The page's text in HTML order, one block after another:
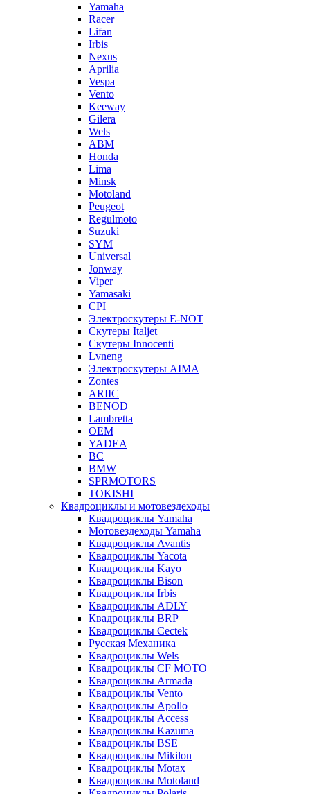
Yamaha
Racer
Lifan
Irbis
Nexus
Aprilia
Vespa
Vento
Keeway
Gilera
Wels
ABM
Honda
Lima
Minsk
Motoland
Peugeot
Regulmoto
Suzuki
SYM
Universal
Jonway
Viper
Yamasaki
CPI
Электроскутеры E-NOT
Скутеры Italjet
Скутеры Innocenti
Lvneng
Электроскутеры AIMA
Zontes
ARIIC
BENOD
Lambretta
OEM
YADEA
BC
BMW
SPRMOTORS
TOKISHI
Квадроциклы и мотовездеходы
Квадроциклы Yamaha
Мотовездеходы Yamaha
Квадроциклы Avantis
Квадроциклы Yacota
Квадроциклы Kayo
Квадроциклы Bison
Квадроциклы Irbis
Квадроциклы ADLY
Квадроциклы BRP
Квадроциклы Cectek
Русская Механика
Квадроциклы Wels
Квадроциклы CF MOTO
Квадроциклы Armada
Квадроциклы Vento
Квадроциклы Apollo
Квадроциклы Access
Квадроциклы Kazuma
Квадроциклы BSE
Квадроциклы Mikilon
Квадроциклы Motax
Квадроциклы Motoland